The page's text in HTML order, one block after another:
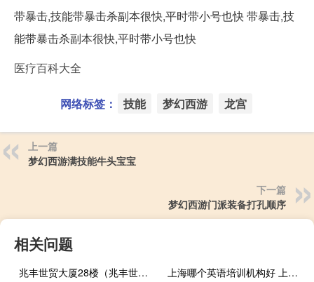
带暴击,技能带暴击杀副本很快,平时带小号也快 带暴击,技
能带暴击杀副本很快,平时带小号也快
医疗百科大全
网络标签： 技能 梦幻西游 龙宫
上一篇
梦幻西游满技能牛头宝宝
下一篇
梦幻西游门派装备打孔顺序
相关问题
兆丰世贸大厦28楼（兆丰世贸大厦）
上海哪个英语培训机构好 上海正规培训机构